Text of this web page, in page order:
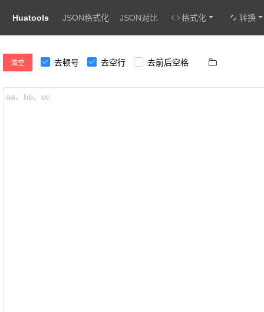
Huatools JSON格式化 JSON对比 格式化 转换
清空 去顿号 去空行 去前后空格
aa、bb、cc